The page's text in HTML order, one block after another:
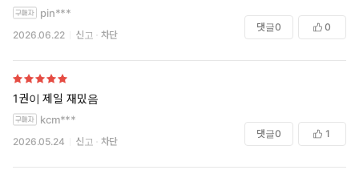
pin***
2026.06.22 신고 차단
댓글0 0
1권이 제일 재밌음
kcm***
2026.05.24 신고 차단
댓글0 1